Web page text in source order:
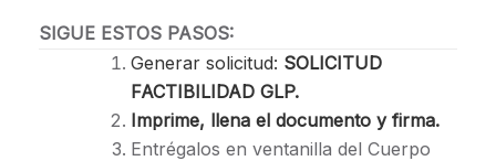
SIGUE ESTOS PASOS:
Generar solicitud: SOLICITUD
FACTIBILIDAD GLP.
Imprime, llena el documento y firma.
Entrégalos en ventanilla del Cuerpo